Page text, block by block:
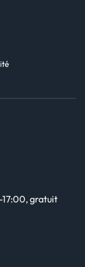
gratuit